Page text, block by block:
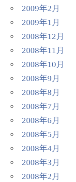
2009年2月
2009年1月
2008年12月
2008年11月
2008年10月
2008年9月
2008年8月
2008年7月
2008年6月
2008年5月
2008年4月
2008年3月
2008年2月